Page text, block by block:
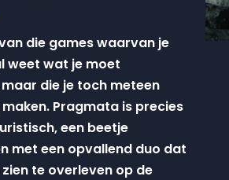
die games waarvan je
weet wat je moet
die je toch meteen
Pragmata is precies
een beetje
met een opvallend duo dat
te overleven op de